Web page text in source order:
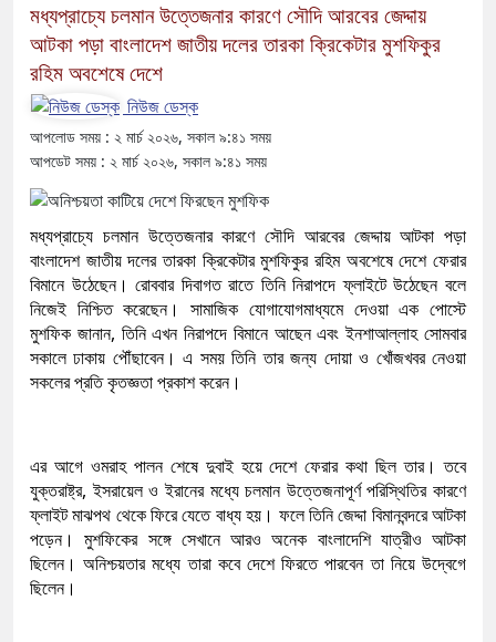
মধ্যপ্রাচ্যে চলমান উত্তেজনার কারণে সৌদি আরবের জেদ্দায়
আটকা পড়া বাংলাদেশ জাতীয় দলের তারকা ক্রিকেটার মুশফিকুর
রহিম অবশেষে দেশে
নিউজ ডেস্ক
আপলোড সময় : ২ মার্চ ২০২৬, সকাল ৯:৪১ সময়
আপডেট সময় : ২ মার্চ ২০২৬, সকাল ৯:৪১ সময়
মধ্যপ্রাচ্যে চলমান উত্তেজনার কারণে সৌদি আরবের জেদ্দায় আটকা পড়া
বাংলাদেশ জাতীয় দলের তারকা ক্রিকেটার মুশফিকুর রহিম অবশেষে দেশে ফেরার
বিমানে উঠেছেন। রোববার দিবাগত রাতে তিনি নিরাপদে ফ্লাইটে উঠেছেন বলে
নিজেই নিশ্চিত করেছেন। সামাজিক যোগাযোগমাধ্যমে দেওয়া এক পোস্টে
মুশফিক জানান, তিনি এখন নিরাপদে বিমানে আছেন এবং ইনশাআল্লাহ সোমবার
সকালে ঢাকায় পৌঁছাবেন। এ সময় তিনি তার জন্য দোয়া ও খোঁজখবর নেওয়া
সকলের প্রতি কৃতজ্ঞতা প্রকাশ করেন।
এর আগে ওমরাহ পালন শেষে দুবাই হয়ে দেশে ফেরার কথা ছিল তার। তবে
যুক্তরাষ্ট্র, ইসরায়েল ও ইরানের মধ্যে চলমান উত্তেজনাপূর্ণ পরিস্থিতির কারণে
ফ্লাইট মাঝপথ থেকে ফিরে যেতে বাধ্য হয়। ফলে তিনি জেদ্দা বিমানবন্দরে আটকা
পড়েন। মুশফিকের সঙ্গে সেখানে আরও অনেক বাংলাদেশি যাত্রীও আটকা
ছিলেন। অনিশ্চয়তার মধ্যে তারা কবে দেশে ফিরতে পারবেন তা নিয়ে উদ্বেগে
ছিলেন।